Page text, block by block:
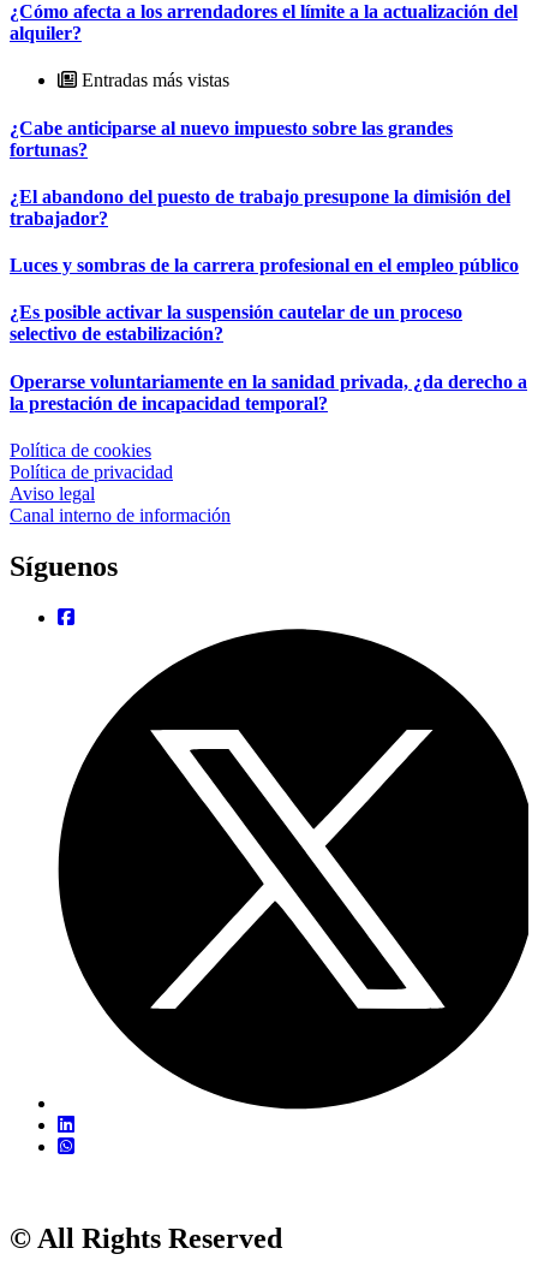
¿Cómo afecta a los arrendadores el límite a la actualización del
alquiler?
Entradas más vistas
¿Cabe anticiparse al nuevo impuesto sobre las grandes
fortunas?
¿El abandono del puesto de trabajo presupone la dimisión del
trabajador?
Luces y sombras de la carrera profesional en el empleo público
¿Es posible activar la suspensión cautelar de un proceso
selectivo de estabilización?
Operarse voluntariamente en la sanidad privada, ¿da derecho a
la prestación de incapacidad temporal?
Política de cookies
Política de privacidad
Aviso legal
Canal interno de información
Síguenos
© All Rights Reserved